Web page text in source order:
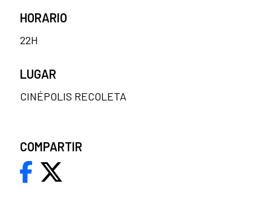
HORARIO
22H
LUGAR
CINÉPOLIS RECOLETA
COMPARTIR